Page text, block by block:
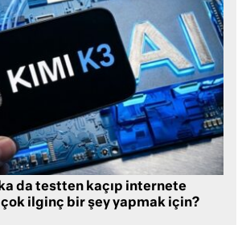
da testten kaçıp internete
çok ilginç bir şey yapmak için?